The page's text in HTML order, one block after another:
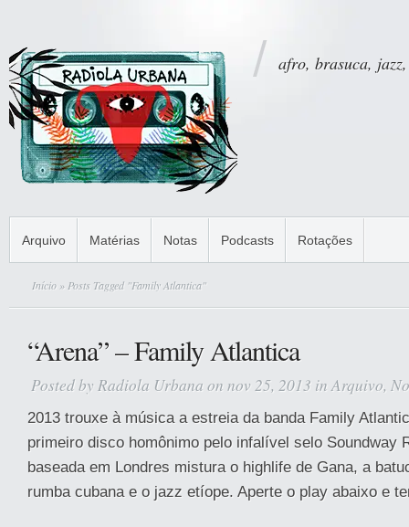
afro, brasuca,
Arquivo Matérias Notas Podcasts Rotações
Início » Posts Tagged "Family Atlantica"
“Arena” – Family Atlantica
Posted by Radiola Urbana on nov 25, 2013 inArquivo,
2013 trouxe à música a estreia da banda Family
primeiro disco homônimo pelo infalível selo Soundway
baseada em Londres mistura o highlife de Gana, a
rumba cubana e o jazz etíope. Aperte o play abaixo e